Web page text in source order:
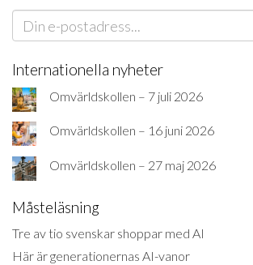
Internationella nyheter
Omvärldskollen – 7 juli 2026
Omvärldskollen – 16 juni 2026
Omvärldskollen – 27 maj 2026
Måsteläsning
Tre av tio svenskar shoppar med AI
Här är generationernas AI-vanor